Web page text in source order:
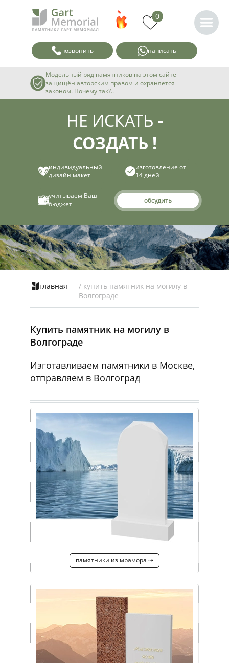
0
позвонить написать
Модельный ряд памятников на этом сайте
защищён авторским правом и охраняется
законом. Почему так?..
НЕ ИСКАТЬ -
СОЗДАТЬ !
индивидуальный
дизайн макет
изготовление от
14 дней
учитываем Ваш
бюджет
обсудить
главная
/ купить памятник на могилу в
Волгограде
Купить памятник на могилу в
Волгограде
Изготавливаем памятники в Москве,
отправляем в Волгоград
памятники из мрамора ⇢